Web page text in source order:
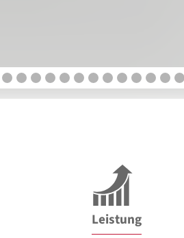
Leistung